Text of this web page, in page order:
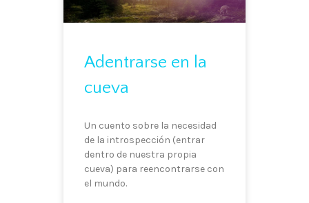
Adentrarse en la
cueva
Un cuento sobre la necesidad
de la introspección (entrar
dentro de nuestra propia
cueva) para reencontrarse con
el mundo.